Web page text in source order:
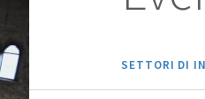
SETTORI DI